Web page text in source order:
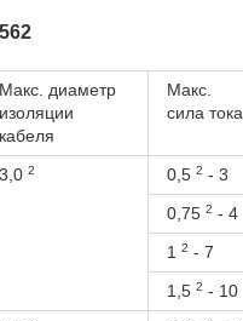
Макс. диаметр
изоляции
кабеля
Макс.
сила тока
3,0 2 0,5 2 - 3
0,75 2 - 4
1
2 - 7
1,5 2 - 10